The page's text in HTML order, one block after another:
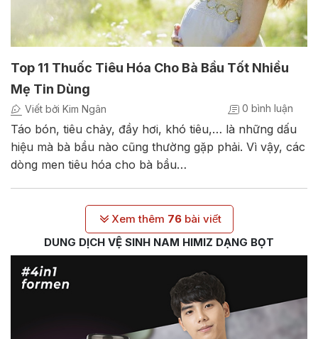
Top 11 Thuốc Tiêu Hóa Cho Bà Bầu Tốt Nhiều
Mẹ Tin Dùng
Viết bởi Kim Ngân 0 bình luận
Táo bón, tiêu chảy, đầy hơi, khó tiêu,… là những dấu
hiệu mà bà bầu nào cũng thường gặp phải. Vì vậy, các
dòng men tiêu hóa cho bà bầu…
Xem thêm 76bài viết
DUNG DỊCH VỆ SINH NAM HIMIZ DẠNG BỌT